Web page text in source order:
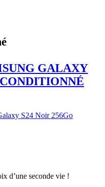
GALAXY
d’une seconde vie !